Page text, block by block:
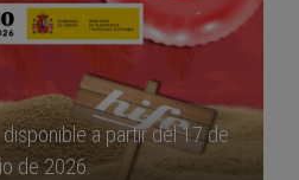
a partir del 17 de
de 2026.